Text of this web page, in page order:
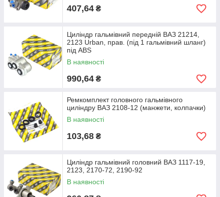
407,64 ₴
Циліндр гальмівний передній ВАЗ 21214,
2123 Urban, прав. (під 1 гальмівний шланг)
під ABS
В наявності
990,64 ₴
Ремкомплект головного гальмівного
циліндру ВАЗ 2108-12 (манжети, колпачки)
В наявності
103,68 ₴
Циліндр гальмівний головний ВАЗ 1117-19,
2123, 2170-72, 2190-92
В наявності